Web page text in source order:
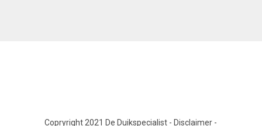
Copryright 2021 De Duikspecialist - Disclaimer -